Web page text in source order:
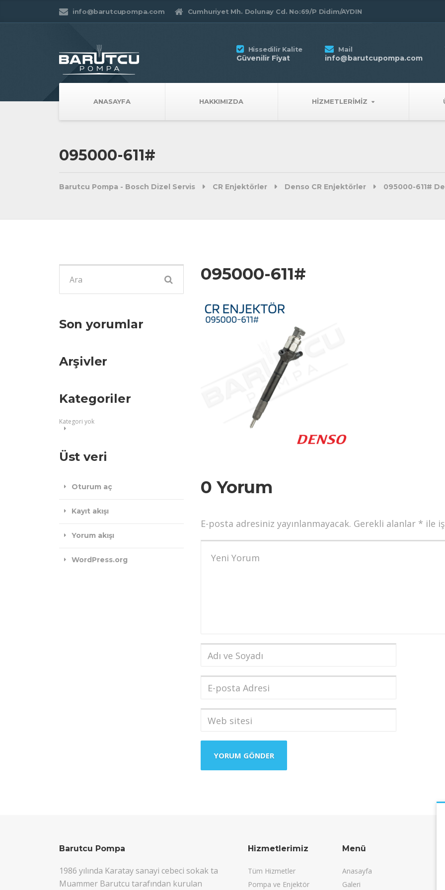
info@barutcupompa.com Cumhuriyet Mh. Dolunay Cd. No:69/P Didim/AYDIN
ANASAYFA HAKKIMIZDA HIZMETLERIMIZ
Hissedilir Kalite
Güvenilir Fiyat
Mail
info@barutcupompa.com
095000-611#
Barutcu Pompa - Bosch Dizel Servis CR Enjektörler Denso CR Enjektörler 095000-611#
095000-611#
0 Yorum
E-posta adresiniz yayınlanmayacak. Gerekli alanlar * ile
Adı
Soyadı*
Adresi*
Web
ara:
Son yorumlar
Arşivler
Kategoriler
Kategori yok
Üst veri
Oturum aç
Kayıt akışı
Yorum akışı
WordPress.org
Barutcu Pompa
1986 yılında Karatay sanayi cebeci sokak ta
Muammer Barutcu tarafından kurulan
Hizmetlerimiz
Tüm Hizmetler
Pompa ve Enjektör
Menü
Anasayfa
Galeri